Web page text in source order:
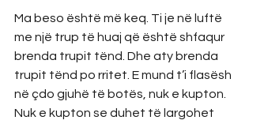
Ma beso është më keq. Ti je në luftë
me një trup të huaj që është shfaqur
brenda trupit tënd. Dhe aty brenda
trupit tënd po rritet. E mund t’i flasësh
në çdo gjuhë të botës, nuk e kupton.
Nuk e kupton se duhet të largohet